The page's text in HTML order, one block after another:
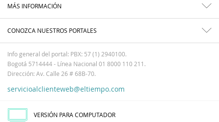
MÁS INFORMACIÓN
CONOZCA NUESTROS PORTALES
Info general del portal: PBX: 57 (1) 2940100.
Bogotá 5714444 - Línea Nacional 01 8000 110 211.
Dirección: Av. Calle 26 # 68B-70.
servicioalclienteweb@eltiempo.com
VERSIÓN PARA COMPUTADOR